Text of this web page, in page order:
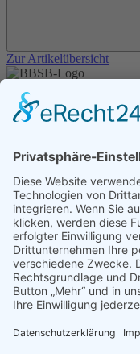
Zur Artikelübersicht
Unser Angebot
Shop
Datenschutz
Kontakt
BBSB-Inform:
für
Anmeldung Newsletter
Unser